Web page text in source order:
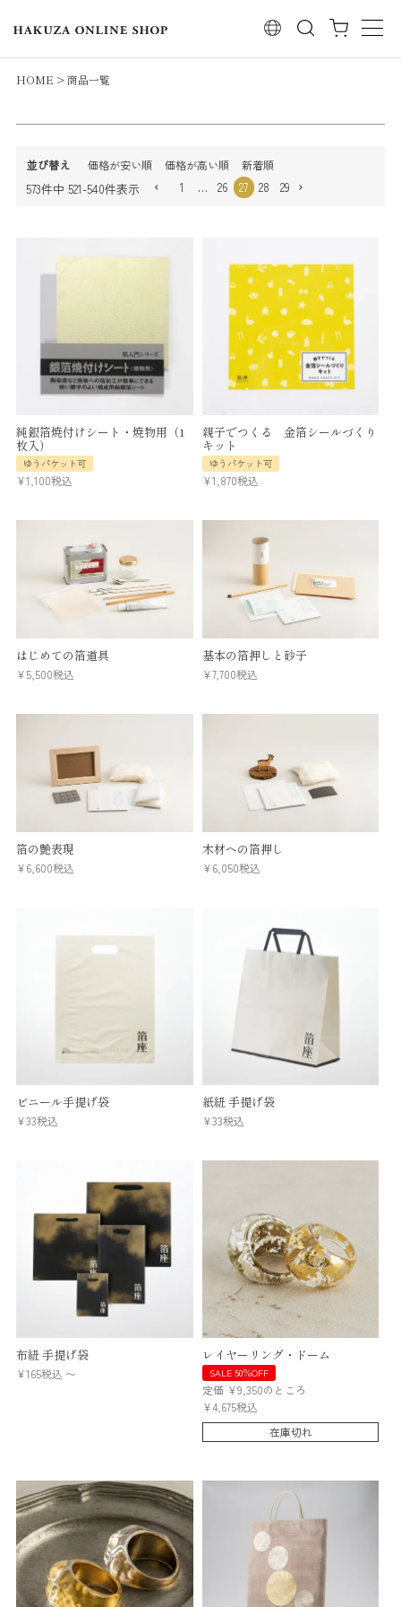
検索
HOME 商品一覧
キーワードヒット順
並び替え 価格が安い順 価格が高い順 新着順
573件中 521-540件表示 1 … 26 27 28 29
純銀箔焼付けシート・焼物用（1
枚入）
ゆうパケット可
¥1,100税込
親子でつくる 金箔シールづくり
キット
ゆうパケット可
¥1,870税込
はじめての箔道具
¥5,500税込
基本の箔押しと砂子
¥7,700税込
箔の艶表現
¥6,600税込
木材への箔押し
¥6,050税込
ビニール手提げ袋
¥33税込
紙紐 手提げ袋
¥33税込
布紐 手提げ袋
¥165税込 〜
レイヤーリング・ドーム
SALE 50％OFF
定価 ¥9,350のところ
¥4,675税込
在庫切れ